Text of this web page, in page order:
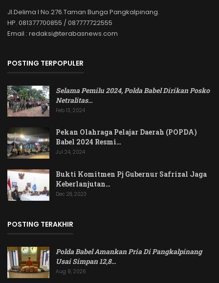
Jl.Delima I No.276.Taman Bunga Pangkalpinang.
HP. 081377700855 / 087777722555
Email : redaksi@terabasnews.com
POSTING TERPOPULER
Selama Pemilu 2024, Polda Babel Dirikan Posko
Netralitas…
Feb 13, 2024
Pekan Olahraga Pelajar Daerah (POPDA)
Babel 2024 Resmi…
Jul 24, 2024
Bukti Komitmen Pj Gubernur Safrizal Jaga
Keberlanjutan…
Dec 28, 2023
POSTING TERAKHIR
Polda Babel Amankan Pria Di Pangkalpinang
Usai Simpan 12,8…
Aug 9, 2026